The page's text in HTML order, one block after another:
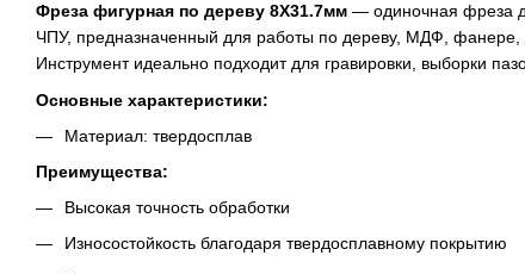
Фреза фигурная по дереву 8X31.7мм — одиночная фреза
ЧПУ, предназначенный для работы по дереву, МДФ,
Инструмент идеально подходит для гравировки, выборки
Основные характеристики:
Материал: твердосплав
Преимущества:
Высокая точность обработки
Износостойкость благодаря твердосплавному покрытию